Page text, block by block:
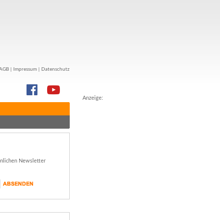
Anzeige:
Impressum Datenschutz
Newsletter